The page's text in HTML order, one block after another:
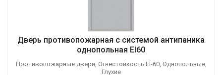
Дверь противопожарная с системой антипаника
однопольная EI60
Противопожарные двери, Огнестойкость EI-60, Однопольные,
Глухие